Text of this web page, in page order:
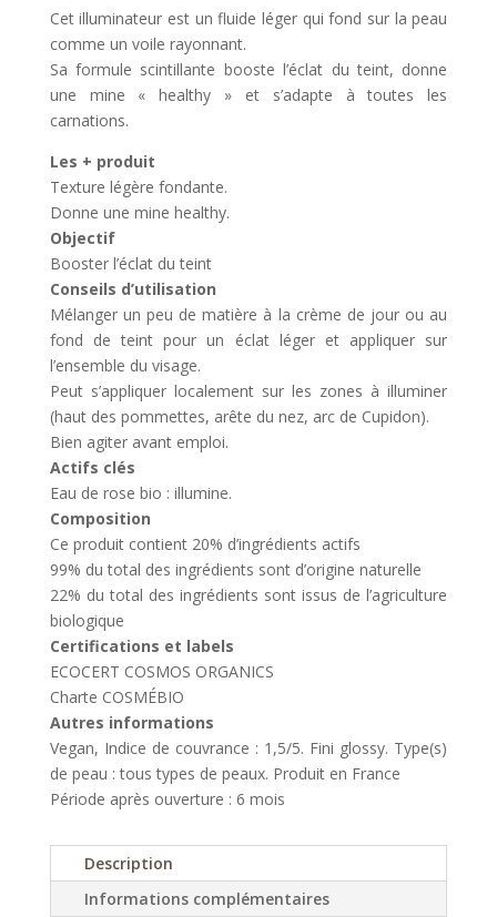
Cet illuminateur est un fluide léger qui fond sur la peau
comme un voile rayonnant.
Sa formule scintillante booste l’éclat du teint, donne
une mine « healthy » et s’adapte à toutes les
carnations.
Les + produit
Texture légère fondante.
Donne une mine healthy.
Objectif
Booster l’éclat du teint
Conseils d’utilisation
Mélanger un peu de matière à la crème de jour ou au
fond de teint pour un éclat léger et appliquer sur
l’ensemble du visage.
Peut s’appliquer localement sur les zones à illuminer
(haut des pommettes, arête du nez, arc de Cupidon).
Bien agiter avant emploi.
Actifs clés
Eau de rose bio : illumine.
Composition
Ce produit contient 20% d’ingrédients actifs
99% du total des ingrédients sont d’origine naturelle
22% du total des ingrédients sont issus de l’agriculture
biologique
Certifications et labels
ECOCERT COSMOS ORGANICS
Charte COSMÉBIO
Autres informations
Vegan, Indice de couvrance : 1,5/5. Fini glossy. Type(s)
de peau : tous types de peaux. Produit en France
Période après ouverture : 6 mois
Description
Informations complémentaires